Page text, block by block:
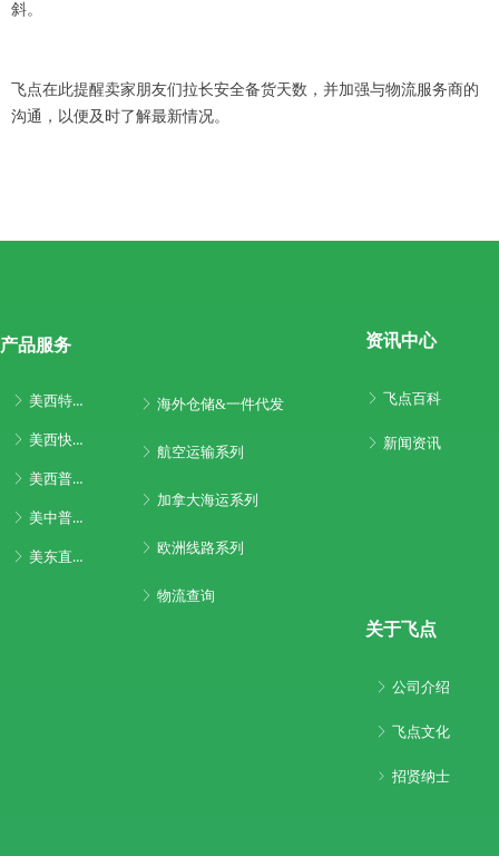
斜。
飞点在此提醒卖家朋友们拉长安全备货天数，并加强与物流服务商的
沟通，以便及时了解最新情况。
产品服务
ꁕ 美西特快专线
ꁕ 美西快船专线
ꁕ 美西普船专线
ꁕ 美中普船专线
ꁕ 美东直航系列
ꁕ 海外仓储&一件代发
ꁕ 航空运输系列
ꁕ 加拿大海运系列
ꁕ 欧洲线路系列
ꁕ 物流查询
资讯中心
ꁕ 飞点百科
ꁕ 新闻资讯
关于飞点
ꁕ 公司介绍
ꁕ 飞点文化
ꁇ 招贤纳士